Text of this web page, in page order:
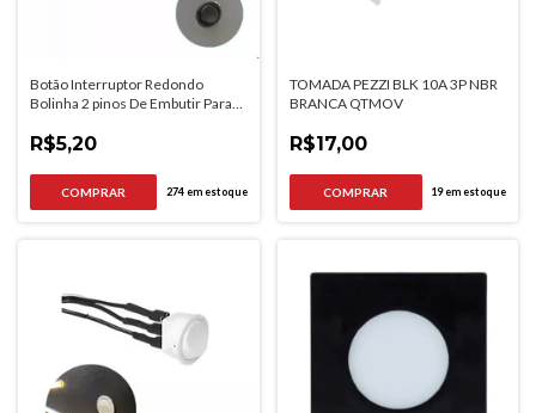
Botão Interruptor Redondo
Bolinha 2 pinos De Embutir Para
R$5,20
274em estoque
TOMADA PEZZI BLK 10A 3P NBR
BRANCA QTMOV
R$17,00
19em estoque